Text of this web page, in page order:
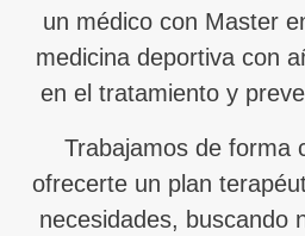
un médico con Master
medicina deportiva con
en el tratamiento y
Trabajamos de forma
ofrecerte un plan
necesidades, buscando